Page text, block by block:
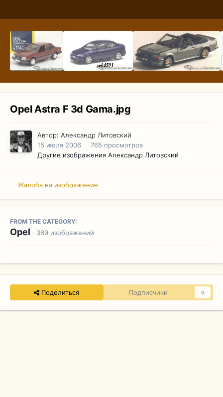
Opel Astra F 3d Gama.jpg
Автор: Александр Литовский
15 июля 2006
765 просмотров
Другие изображения Александр Литовский
Жалоба на изображение
FROM THE CATEGORY:
Opel · 369 изображений
Поделиться Подписчики 0